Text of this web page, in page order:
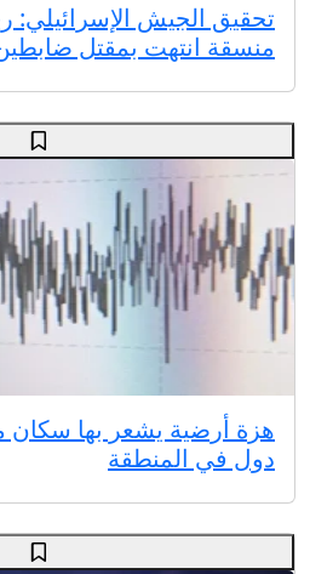
تحقيق الجيش الإسرائيلي:
منسقة انتهت بمقتل
هزة أرضية يشعر بها
دول في المنطقة